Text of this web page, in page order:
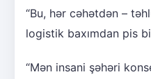
“Bu, hər cəhətdən –
logistik baxımdan pis
“Mən insani şəhəri